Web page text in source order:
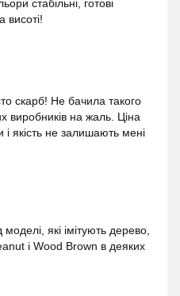
стабільні, готові
висоті!
скарб! Не бачила такого
виробників на жаль. Ціна
якість не залишають мені
які імітують дерево,
і Wood Brown в деяких